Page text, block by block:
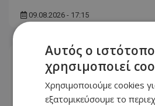
09.08.2026 - 17:15
Αυτός ο
χρησιμοποιεί
Χρησιμοποιούμε cookies
εξατομικεύσουμε το